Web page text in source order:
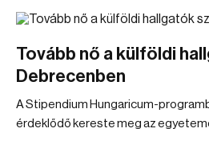
Tovább nő a külföldi
Debrecenben
A Stipendium Hungaricum-
érdeklődő kereste meg az